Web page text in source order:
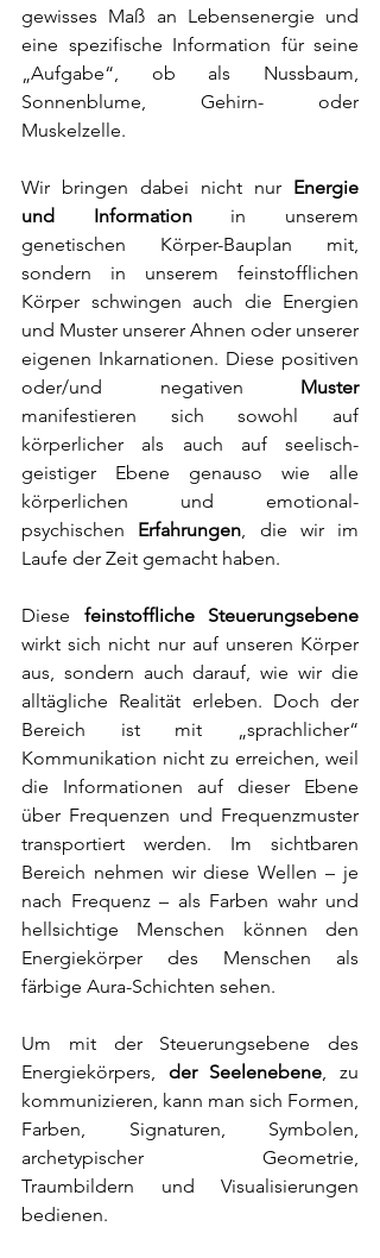
gewisses Maß an Lebensenergie und
eine spezifische Information für seine
„Aufgabe“, ob als Nussbaum,
Sonnenblume, Gehirn- oder
Muskelzelle.
Wir bringen dabei nicht nur Energie
und Information in unserem
genetischen Körper-Bauplan mit,
sondern in unserem feinstofflichen
Körper schwingen auch die Energien
und Muster unserer Ahnen oder unserer
eigenen Inkarnationen. Diese positiven
oder/und negativen Muster
manifestieren sich sowohl auf
körperlicher als auch auf seelisch-
geistiger Ebene genauso wie alle
körperlichen und emotional-
psychischen Erfahrungen , die wir im
Laufe der Zeit gemacht haben.
Diese feinstoffliche Steuerungsebene
wirkt sich nicht nur auf unseren Körper
aus, sondern auch darauf, wie wir die
alltägliche Realität erleben. Doch der
Bereich ist mit „sprachlicher“
Kommunikation nicht zu erreichen, weil
die Informationen auf dieser Ebene
über Frequenzen und Frequenzmuster
transportiert werden. Im sichtbaren
Bereich nehmen wir diese Wellen – je
nach Frequenz – als Farben wahr und
hellsichtige Menschen können den
Energiekörper des Menschen als
färbige Aura-Schichten sehen.
Um mit der Steuerungsebene des
Energiekörpers, der Seelenebene , zu
kommunizieren, kann man sich Formen,
Farben, Signaturen, Symbolen,
archetypischer Geometrie,
Traumbildern und Visualisierungen
bedienen.